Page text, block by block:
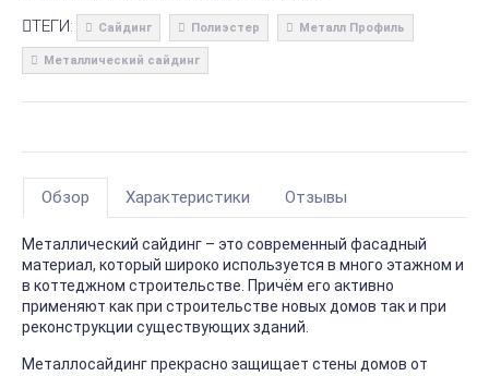
ТЕГИ: Сайдинг Полиэстер Металл Профиль
Металлический сайдинг
Обзор Характеристики Отзывы
Металлический сайдинг – это современный фасадный
материал, который широко используется в много этажном и
в коттеджном строительстве. Причём его активно
применяют как при строительстве новых домов так и при
реконструкции существующих зданий.
Металлосайдинг прекрасно защищает стены домов от